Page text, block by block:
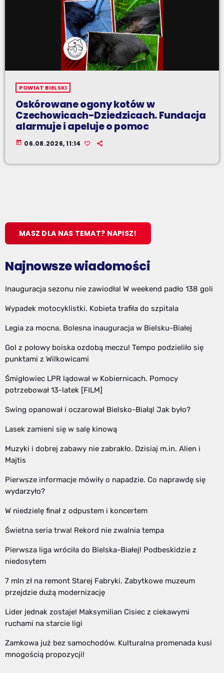
POWIAT BIELSKI
Oskórowane ogony kotów w
Czechowicach-Dziedzicach. Fundacja
alarmuje i apeluje o pomoc
today 06.08.2026, 11:14
MASZ DLA NAS TEMAT? NAPISZ!
Najnowsze wiadomości
Inauguracja sezonu nie zawiodła! W weekend padło 138 goli
Wypadek motocyklistki. Kobieta trafiła do szpitala
Legia za mocna. Bolesna inauguracja w Bielsku-Białej
Gol z połowy boiska ozdobą meczu! Tempo podzieliło się
punktami z Wilkowicami
Śmigłowiec LPR lądował w Kobiernicach. Pomocy
potrzebował 13-latek [FILM]
Swing opanował i oczarował Bielsko-Białą! Jak było?
Lasek zamieni się w salę kinową
Muzyki i dobrej zabawy nie zabrakło. Dzisiaj m.in. Alien i
Majtis
Pierwsze informacje mówiły o napadzie. Co naprawdę się
wydarzyło?
W niedzielę finał z odpustem i koncertem
Świetna seria trwa! Rekord nie zwalnia tempa
Pierwsza liga wróciła do Bielska-Białej! Podbeskidzie z
niedosytem
7 mln zł na remont Starej Fabryki. Zabytkowe muzeum
przejdzie dużą modernizację
Lider jednak zostaje! Maksymilian Cisiec z ciekawymi
ruchami na starcie ligi
Zamkowa już bez samochodów. Kulturalna promenada kusi
mnogością propozycji!